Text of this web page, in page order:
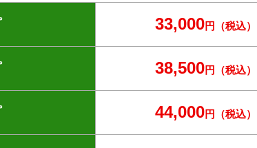
33,000円（税込）
38,500円（税込）
44,000円（税込）